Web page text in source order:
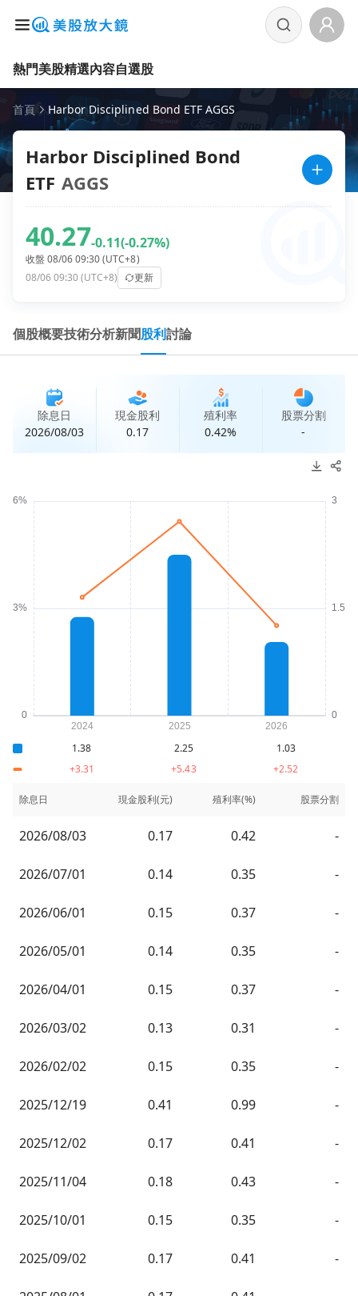
熱門美股精選內容自選股
首頁 Harbor Disciplined Bond ETF AGGS
Harbor Disciplined Bond
ETF AGGS
40.27-0.11(-0.27%)
收盤 08/06 09:30 (UTC+8)
08/06 09:30 (UTC+8)
更新
個股概要技術分析新聞股利討論
除息日
2026/08/03
現金股利
0.17
殖利率
0.42%
股票分割
-
1.38 2.25
1.03
+3.31
+5.43 +2.52
除息日 現金股利(元) 殖利率(%) 股票分割
2026/08/03 0.17 0.42 -
2026/07/01 0.14 0.35 -
2026/06/01 0.15 0.37 -
2026/05/01 0.14 0.35 -
2026/04/01 0.15 0.37 -
2026/03/02 0.13 0.31 -
2026/02/02 0.15 0.35 -
2025/12/19 0.41 0.99 -
2025/12/02 0.17 0.41 -
2025/11/04 0.18 0.43 -
2025/10/01 0.15 0.35 -
2025/09/02 0.17 0.41 -